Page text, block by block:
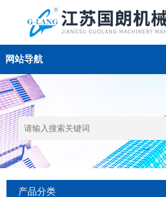
网站导航
产品分类